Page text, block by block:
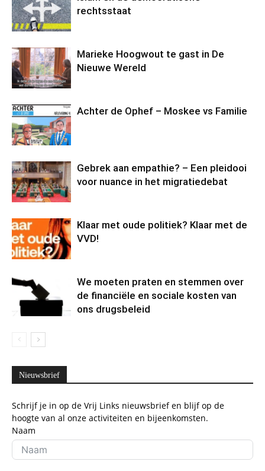
rechtsstaat
Marieke Hoogwout te gast in De
Nieuwe Wereld
Achter de Ophef – Moskee vs Familie
Gebrek aan empathie? – Een pleidooi
voor nuance in het migratiedebat
Klaar met oude politiek? Klaar met de
VVD!
We moeten praten en stemmen over
de financiële en sociale kosten van
ons drugsbeleid
Nieuwsbrief
Schrijf je in op de Vrij Links nieuwsbrief en blijf op de
hoogte van al onze activiteiten en bijeenkomsten.
Naam